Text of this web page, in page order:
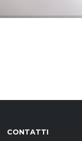
CONTATTI